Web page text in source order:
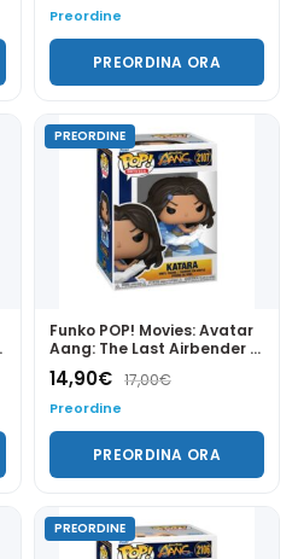
Preordine
PREORDINA ORA
PREORDINE
Funko POP! Movies: Avatar
Aang: The Last Airbender -
Katara 2107
14,90€ 17,00€
Preordine
PREORDINA ORA
PREORDINE